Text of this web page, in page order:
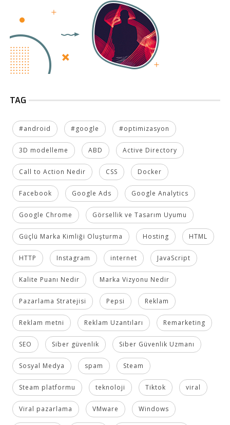
TAG
#android #google #optimizasyon
3D modelleme ABD Active Directory
Call to Action Nedir CSS Docker
Facebook Google Ads Google Analytics
Google Chrome Görsellik ve Tasarım Uyumu
Güçlü Marka Kimliği Oluşturma Hosting HTML
HTTP Instagram internet JavaScript
Kalite Puanı Nedir Marka Vizyonu Nedir
Pazarlama Stratejisi Pepsi Reklam
Reklam metni Reklam Uzantıları Remarketing
SEO Siber güvenlik Siber Güvenlik Uzmanı
Sosyal Medya spam Steam
Steam platformu teknoloji Tiktok viral
Viral pazarlama VMware Windows